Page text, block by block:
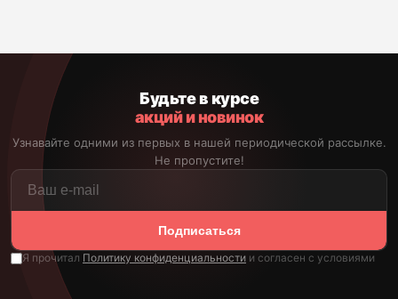
Будьте в курсе
акций и новинок
Узнавайте одними из первых в нашей периодической рассылке.
Не пропустите!
Подписаться
Я прочитал Политику конфиденциальности и согласен с условиями